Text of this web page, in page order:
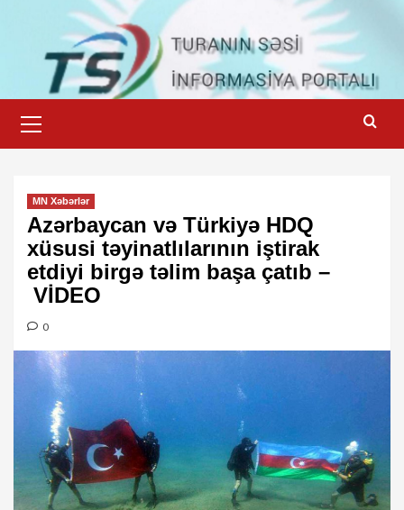
content
Menu
MN Xəbərlər
Azərbaycan və Türkiyə HDQ
xüsusi təyinatlılarının iştirak
etdiyi birgə təlim başa çatıb –
VİDEO
0